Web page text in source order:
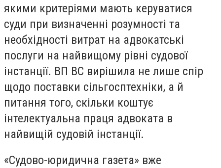
якими критеріями мають керуватися
суди при визначенні розумності та
необхідності витрат на адвокатські
послуги на найвищому рівні судової
інстанції. ВП ВС вирішила не лише спір
щодо поставки сільгосптехніки, а й
питання того, скільки коштує
інтелектуальна праця адвоката в
найвищій судовій інстанції.
«Судово-юридична газета» вже